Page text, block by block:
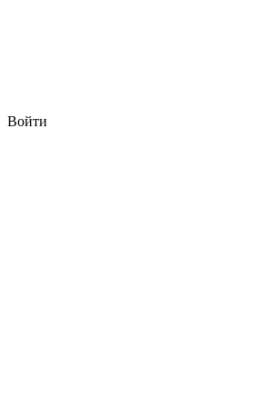
Войти